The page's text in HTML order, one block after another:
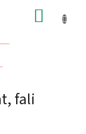
KOSÁR
fali